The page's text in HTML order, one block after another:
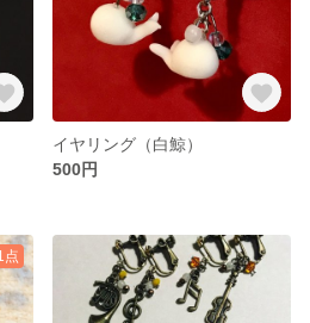
イヤリング（白鯨）
500円
点